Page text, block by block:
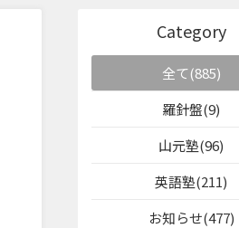
Category
全て(885)
羅針盤(9)
山元塾(96)
英語塾(211)
お知らせ(477)